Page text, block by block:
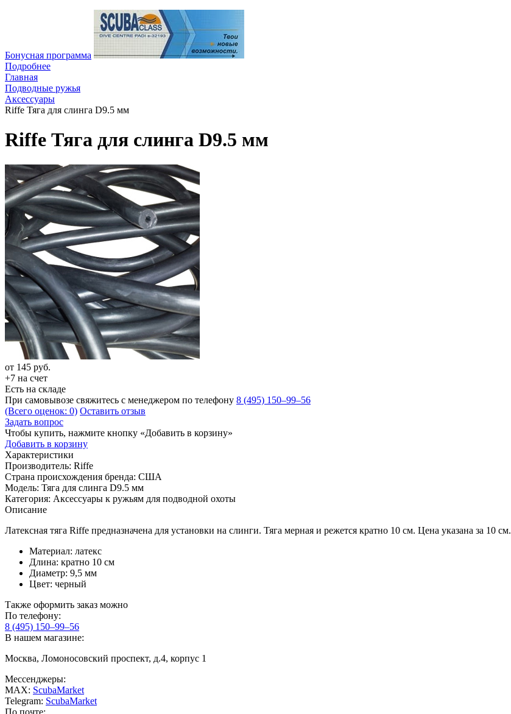
Бонусная программа
Подробнее
Главная
Подводные ружья
Аксессуары
Riffe Тяга для слинга D9.5 мм
Riffe Тяга для слинга D9.5 мм
от 145 руб.
+7 на счет
Есть на складе
При самовывозе свяжитесь с менеджером по телефону 8 (495) 150–99–56
(Всего оценок: 0) Оставить отзыв
Задать вопрос
Чтобы купить, нажмите кнопку «Добавить в корзину»
Добавить в корзину
Характеристики
Производитель: Riffe
Страна происхождения бренда: США
Модель: Тяга для слинга D9.5 мм
Категория: Aксессуары к ружьям для подводной охоты
Описание
Латексная тяга Riffe предназначена для установки на слинги. Тяга мерная и режется кратно 10 см. Цена указана за 10 см.
Материал: латекс
Длина: кратно 10 см
Диаметр: 9,5 мм
Цвет: черный
Также оформить заказ можно
По телефону:
8 (495) 150–99–56
В нашем магазине:
Москва, Ломоносовский проспект, д.4, корпус 1
Мессенджеры:
MAX: ScubaMarket
Telegram: ScubaMarket
По почте: